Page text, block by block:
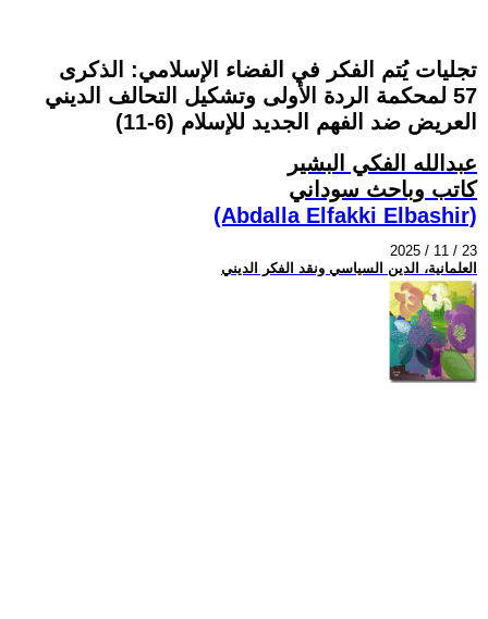
تجليات يُتم الفكر في الفضاء الإسلامي: الذكرى
57 لمحكمة الردة الأولى وتشكيل التحالف الديني
العريض ضد الفهم الجديد للإسلام (6-11)
عبدالله الفكي البشير
كاتب وباحث سوداني
(Abdalla Elfakki Elbashir)
2025 / 11 / 23
العلمانية، الدين السياسي ونقد الفكر الديني